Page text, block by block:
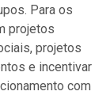
Para os
projetos
projetos
e incentivar
com